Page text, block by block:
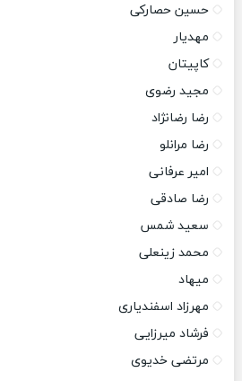
حسین حصارکی
مهدیار
کاپیتان
مجید رضوی
رضا رضانژاد
رضا مرانلو
امیر عرفانی
رضا صادقی
سعید شمس
محمد زینعلی
میهاد
مهرزاد اسفندیاری
فرشاد میرزایی
مرتضی خدیوی